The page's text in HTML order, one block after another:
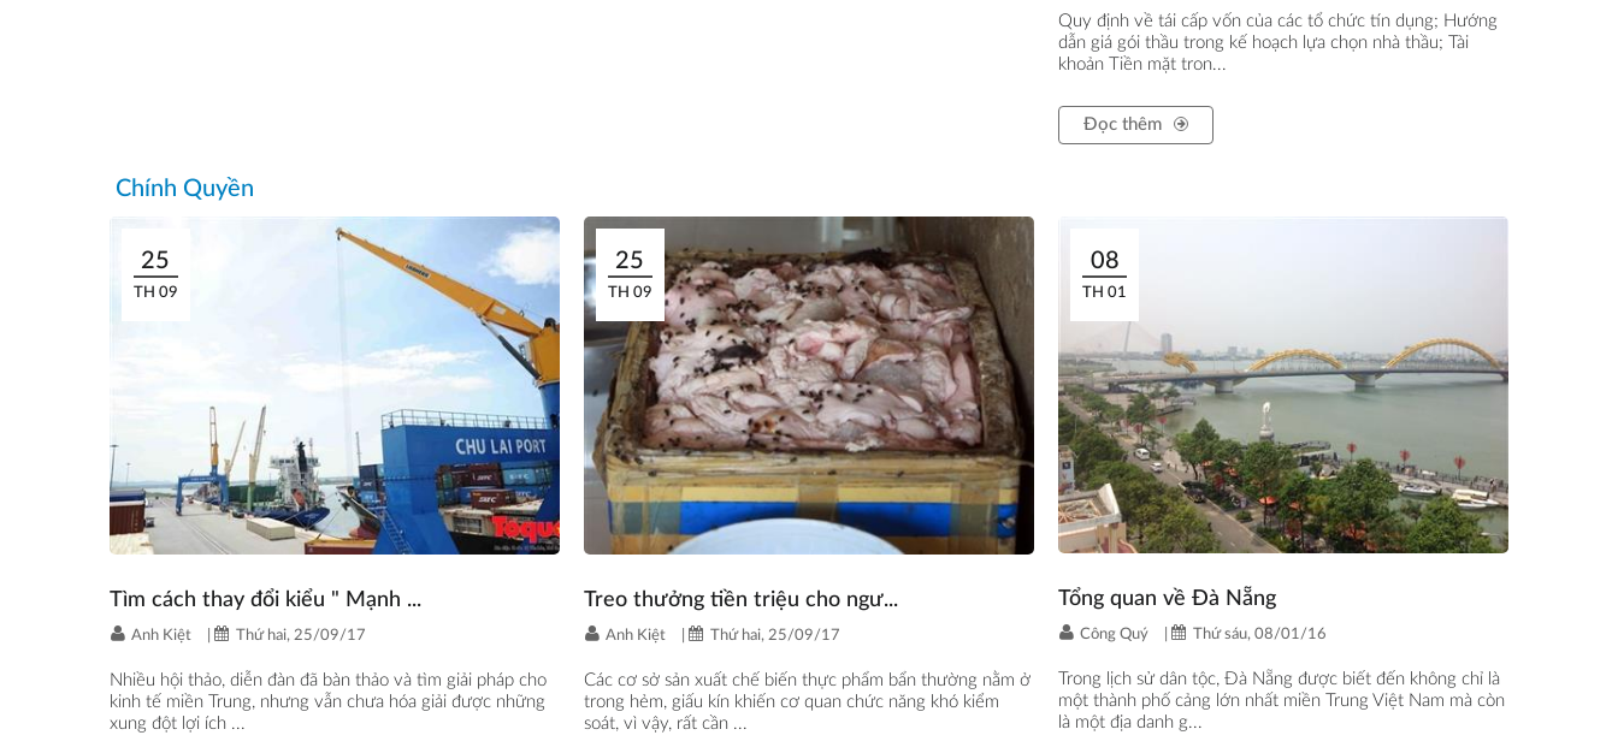
Quy định về tái cấp vốn của các tổ chức tín dụng; Hướng
dẫn giá gói thầu trong kế hoạch lựa chọn nhà thầu; Tài
khoản Tiền mặt tron...
Đọc thêm
Chính Quyền
25
TH 09
Tìm cách thay đổi kiểu " Mạnh ...
Anh Kiệt Thứ hai, 25/09/17
Nhiều hội thảo, diễn đàn đã bàn thảo và tìm giải pháp cho
kinh tế miền Trung, nhưng vẫn chưa hóa giải được những
xung đột lợi ích ...
25
TH 09
Treo thưởng tiền triệu cho ngư...
Anh Kiệt Thứ hai, 25/09/17
Các cơ sở sản xuất chế biến thực phẩm bẩn thường nằm ở
trong hẻm, giấu kín khiến cơ quan chức năng khó kiểm
soát, vì vậy, rất cần ...
08
TH 01
Tổng quan về Đà Nẵng
Công Quý Thứ sáu, 08/01/16
Trong lịch sử dân tộc, Đà Nẵng được biết đến không chỉ là
một thành phố cảng lớn nhất miền Trung Việt Nam mà còn
là một địa danh g...